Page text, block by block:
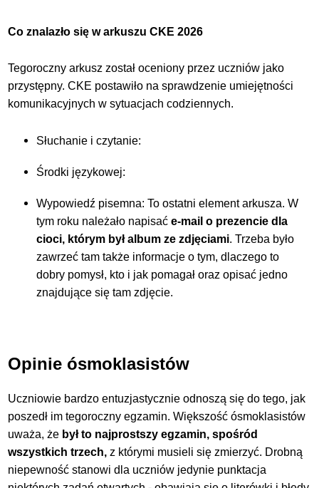
Co znalazło się w arkuszu CKE 2026
Tegoroczny arkusz został oceniony przez uczniów jako
przystępny. CKE postawiło na sprawdzenie umiejętności
komunikacyjnych w sytuacjach codziennych.
Słuchanie i czytanie:
Środki językowej:
Wypowiedź pisemna:To ostatni element arkusza. W
tym roku należało napisaće-mail o prezencie dla
cioci, którym był album ze zdjęciami. Trzeba było
zawrzeć tam także informacje o tym, dlaczego to
dobry pomysł, kto i jak pomagał oraz opisać jedno
znajdujące się tam zdjęcie.
Opinie ósmoklasistów
Uczniowie bardzo entuzjastycznie odnoszą się do tego, jak
poszedł im tegoroczny egzamin. Większość ósmoklasistów
uważa, że był to najprostszy egzamin, spośród
wszystkich trzech, z którymi musieli się zmierzyć. Drobną
niepewność stanowi dla uczniów jedynie punktacja